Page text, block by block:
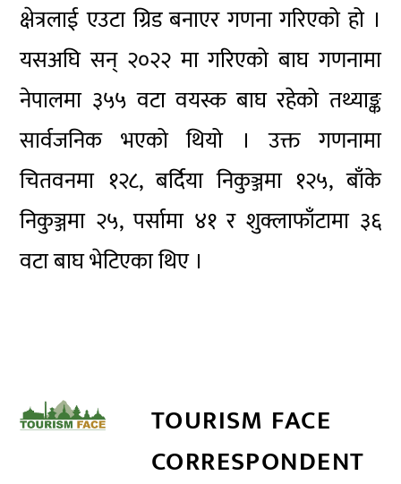
क्षेत्रलाई एउटा ग्रिड बनाएर गणना गरिएको हो ।
यसअघि सन् २०२२ मा गरिएको बाघ गणनामा
नेपालमा ३५५ वटा वयस्क बाघ रहेको तथ्याङ्क
सार्वजनिक भएको थियो । उक्त गणनामा
चितवनमा १२८, बर्दिया निकुञ्जमा १२५, बाँके
निकुञ्जमा २५, पर्सामा ४१ र शुक्लाफाँटामा ३६
वटा बाघ भेटिएका थिए ।
TOURISM FACE
CORRESPONDENT